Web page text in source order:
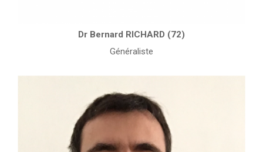
Dr Bernard RICHARD (72)
Généraliste